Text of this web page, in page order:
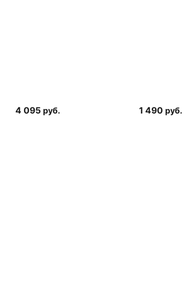
4 095 руб. 1 490 руб.